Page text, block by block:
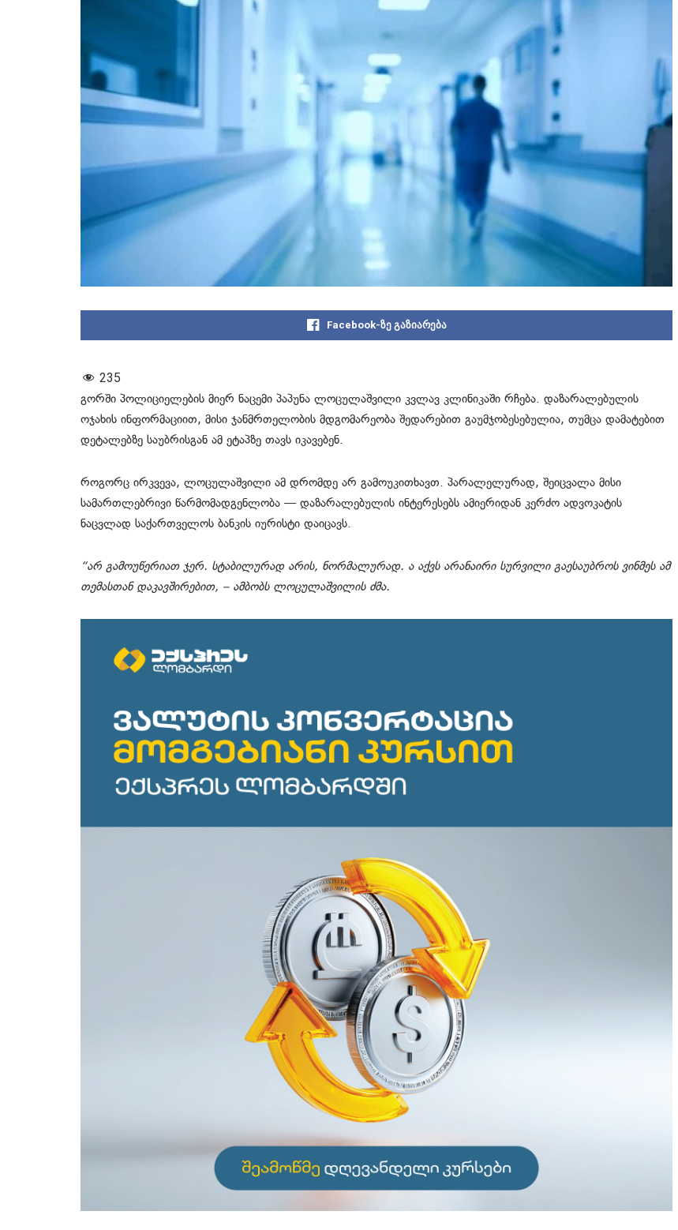
Facebook-ზე გაზიარება
235
გორში პოლიციელების მიერ ნაცემი პაპუნა ლოცულაშვილი კვლავ კლინიკაში რჩება. დაზარალებულის
ოჯახის ინფორმაციით, მისი ჯანმრთელობის მდგომარეობა შედარებით გაუმჯობესებულია, თუმცა დამატებით
დეტალებზე საუბრისგან ამ ეტაპზე თავს იკავებენ.
როგორც ირკვევა, ლოცულაშვილი ამ დრომდე არ გამოუკითხავთ. პარალელურად, შეიცვალა მისი
სამართლებრივი წარმომადგენლობა — დაზარალებულის ინტერესებს ამიერიდან კერძო ადვოკატის
ნაცვლად საქართველოს ბანკის იურისტი დაიცავს.
“არ გამოუწერიათ ჯერ. სტაბილურად არის, ნორმალურად. ა აქვს არანაირი სურვილი გაესაუბროს ვინმეს ამ
თემასთან დაკავშირებით, – ამბობს ლოცულაშვილის ძმა.